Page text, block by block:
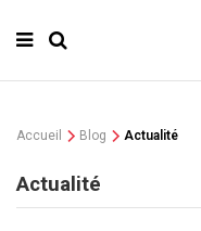
Accueil Blog Actualité
Actualité